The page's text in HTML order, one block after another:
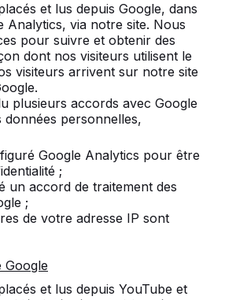
et lus depuis Google, dans
Analytics, via notre site. Nous
pour suivre et obtenir des
dont nos visiteurs utilisent le
visiteurs arrivent sur notre site
plusieurs accords avec Google
personnelles,
Google Analytics pour être
;
un accord de traitement des
;
de votre adresse IP sont
Google
et lus depuis YouTube et
à la commande